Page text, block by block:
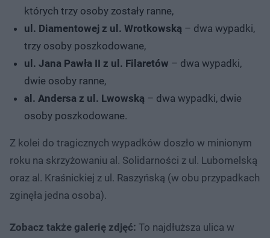
których trzy osoby zostały ranne,
ul. Diamentowej z ul. Wrotkowską – dwa wypadki,
trzy osoby poszkodowane,
ul. Jana Pawła II z ul. Filaretów – dwa wypadki,
dwie osoby ranne,
al. Andersa z ul. Lwowską – dwa wypadki, dwie
osoby poszkodowane.
Z kolei do tragicznych wypadków doszło w minionym
roku na skrzyżowaniu al. Solidarności z ul. Lubomelską
oraz al. Kraśnickiej z ul. Raszyńską (w obu przypadkach
zginęła jedna osoba).
Zobacz także galerię zdjęć: To najdłuższa ulica w